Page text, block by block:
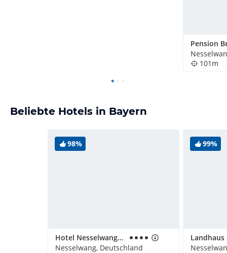
Pension
101m
Beliebte Hotels in Bayern
98%
Hotel Nesselwanger Hof
Nesselwang, Deutschland
99%
Landhaus